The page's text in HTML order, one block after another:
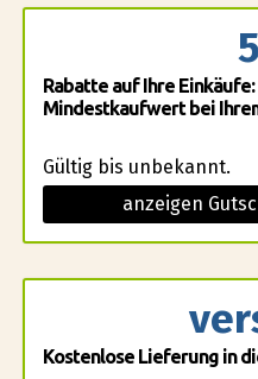
Rabatte auf Ihre
Mindestkaufwert bei
Gültig bis unbekannt.
anzeigen
Kostenlose Lieferung in